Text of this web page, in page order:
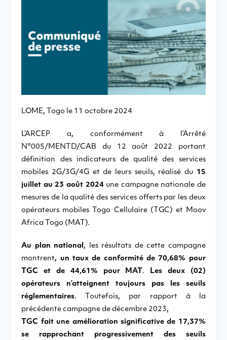
LOME, Togo le 11 octobre 2024
L’ARCEP a, conformément à l’Arrêté
N°005/MENTD/CAB du 12 août 2022 portant
définition des indicateurs de qualité des services
mobiles 2G/3G/4G et de leurs seuils, réalisé du 15
juillet au 23 août 2024une campagne nationale de
mesures de la qualité des services offerts par les deux
opérateurs mobiles Togo Cellulaire (TGC) et Moov
Africa Togo (MAT).
Au plan national, les résultats de cette campagne
montrent, un taux de conformité de 70,68% pour
TGC et de 44,61% pour MAT . Les deux (02)
opérateurs n’atteignent toujours pas les seuils
réglementaires. Toutefois, par rapport à la
précédente campagne de décembre 2023,
TGC fait une amélioration significative de 17,37%
se rapprochant progressivement des seuils